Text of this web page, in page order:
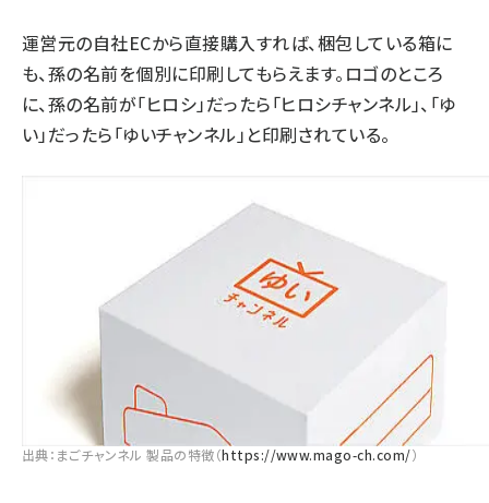
運営元の自社ECから直接購入すれば、梱包している箱に
も、孫の名前を個別に印刷してもらえます。ロゴのところ
に、孫の名前が「ヒロシ」だったら「ヒロシチャンネル」、「ゆ
い」だったら「ゆいチャンネル」と印刷されている。
出典：まごチャンネル 製品の特徴（https://www.mago-ch.com/）